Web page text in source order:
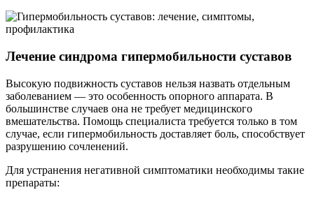
Лечение синдрома гипермобильности суставов
Высокую подвижность суставов нельзя назвать отдельным
заболеванием — это особенность опорного аппарата. В
большинстве случаев она не требует медицинского
вмешательства. Помощь специалиста требуется только в том
случае, если гипермобильность доставляет боль, способствует
разрушению сочленений.
Для устранения негативной симптоматики необходимы такие
препараты: